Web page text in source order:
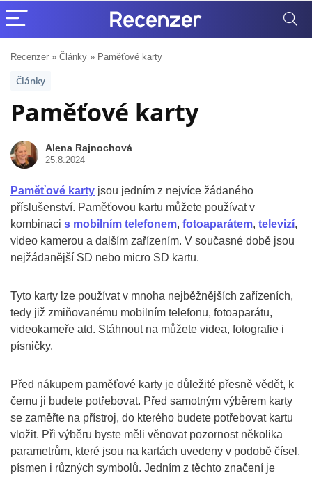
Recenzer » Články » Paměťové karty
Články
Paměťové karty
Alena Rajnochová
25.8.2024
Paměťové karty jsou jedním z nejvíce žádaného
příslušenství. Paměťovou kartu můžete používat v
kombinaci s mobilním telefonem, fotoaparátem, televizí,
video kamerou a dalším zařízením. V současné době jsou
nejžádanější SD nebo micro SD kartu.
Tyto karty lze používat v mnoha nejběžnějších zařízeních,
tedy již zmiňovanému mobilním telefonu, fotoaparátu,
videokameře atd. Stáhnout na můžete videa, fotografie i
písničky.
Před nákupem paměťové karty je důležité přesně vědět, k
čemu ji budete potřebovat. Před samotným výběrem karty
se zaměřte na přístroj, do kterého budete potřebovat kartu
vložit. Při výběru byste měli věnovat pozornost několika
parametrům, které jsou na kartách uvedeny v podobě čísel,
písmen i různých symbolů. Jedním z těchto značení je